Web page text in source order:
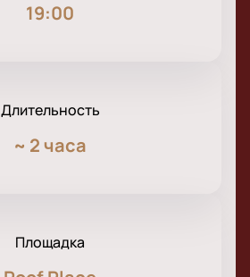
19:00
Длительность
~ 2 часа
Площадка